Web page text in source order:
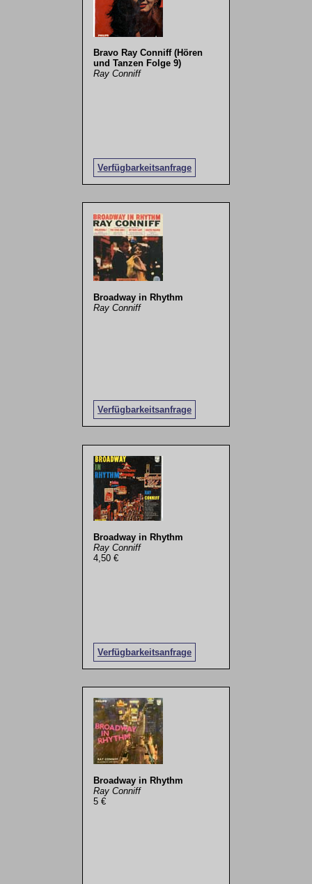
Bravo Ray Conniff (Hören
und Tanzen Folge 9)
Ray Conniff
Verfügbarkeitsanfrage
Broadway in Rhythm
Ray Conniff
Verfügbarkeitsanfrage
Broadway in Rhythm
Ray Conniff
4,50 €
Verfügbarkeitsanfrage
Broadway in Rhythm
Ray Conniff
5 €